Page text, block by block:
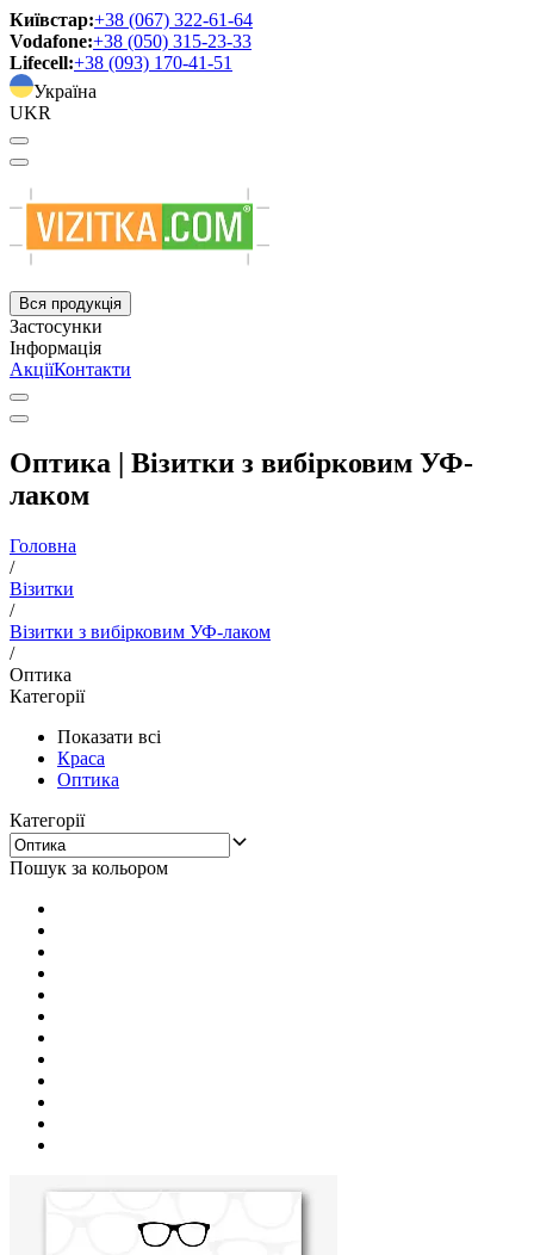
Київстар:+38 (067) 322-61-64
Vodafone:+38 (050) 315-23-33
Lifecell:+38 (093) 170-41-51
Україна
UKR
Вся продукція
Застосунки
Інформація
АкціїКонтакти
Оптика | Візитки з вибірковим УФ-
лаком
Головна
/
Візитки
/
Візитки з вибірковим УФ-лаком
/
Оптика
Категорії
Показати всі
Краса
Оптика
Категорії
Пошук за кольором